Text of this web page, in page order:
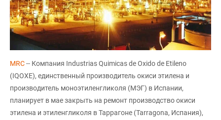
MRC-- Компания Industrias Quimicas de Oxido de Etileno
(IQOXE), единственный производитель окиси этилена и
производитель моноэтиленгликоля (МЭГ) в Испании,
планирует в мае закрыть на ремонт производство окиси
этилена и этиленгликоля в Таррагоне (Tarragona, Испания),